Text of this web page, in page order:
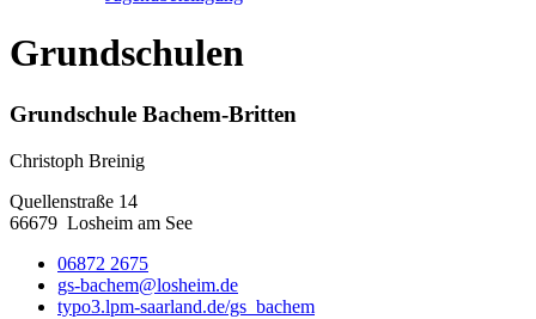
Grundschulen
Grundschule Bachem-Britten
Christoph Breinig
Quellenstraße 14
66679 Losheim am See
06872 2675
gs-bachem@losheim.de
typo3.lpm-saarland.de/gs_bachem